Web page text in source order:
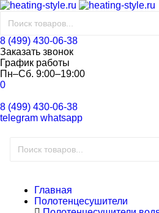
8 (499) 430-06-38
Заказать звонок
График работы
Пн–Сб. 9:00–19:00
0
8 (499) 430-06-38
telegram whatsapp
Главная
Полотенцесушители